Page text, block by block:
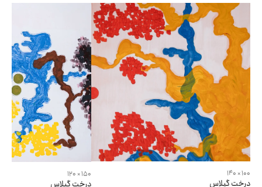
100 × 140
درخت گیلاس
150 × 120
درخت گیلاس